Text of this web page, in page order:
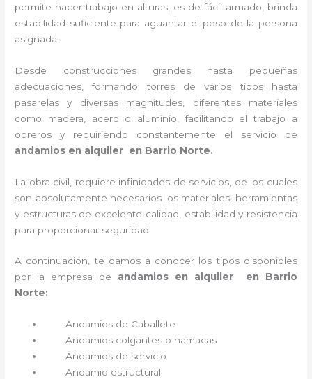
permite hacer trabajo en alturas, es de fácil armado, brinda
estabilidad suficiente para aguantar el peso de la persona
asignada.
Desde construcciones grandes hasta pequeñas
adecuaciones, formando torres de varios tipos hasta
pasarelas y diversas magnitudes, diferentes materiales
como madera, acero o aluminio, facilitando el trabajo a
obreros y requiriendo constantemente el servicio de
andamios en alquiler en Barrio Norte.
La obra civil, requiere infinidades de servicios, de los cuales
son absolutamente necesarios los materiales, herramientas
y estructuras de excelente calidad, estabilidad y resistencia
para proporcionar seguridad.
A continuación, te damos a conocer los tipos disponibles
por la empresa de andamios en alquiler en Barrio
Norte:
Andamios de Caballete
Andamios colgantes o hamacas
Andamios de servicio
Andamio estructural